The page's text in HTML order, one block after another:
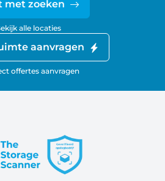
met zoeken
alle locaties
aanvragen
offertes aanvragen